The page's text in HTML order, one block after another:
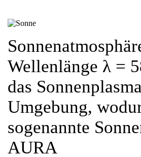
Wellenlänge λ =
das
Umgebung,
sogenannte
AURA